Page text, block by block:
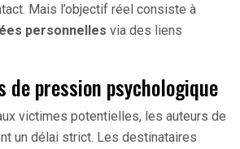
Mais l’objectif réel consiste à
personnelles via des liens
de pression psychologique
victimes potentielles, les auteurs de
un délai strict. Les destinataires